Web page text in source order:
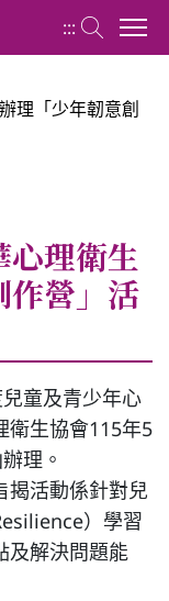
理「少年韌意創
心理衛生
作營」活
童及青少年心
衛生協會115年5
理。
揭活動係針對兒
）學習
及解決問題能
:::